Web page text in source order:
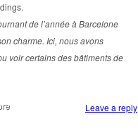
de l’année à Barcelone
charme. Ici, nous avons
voir certains des bâtiments de
Leave a reply